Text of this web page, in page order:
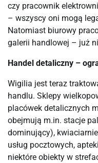
czy pracownik
– wszyscy oni mogą
Natomiast biurowy
galerii handlowej – już
Handel detaliczny –
Wigilia jest teraz
handlu. Sklepy
placówek detalicznych
obejmują m.in. stacje
dominujący),
usług pocztowych,
niektóre obiekty w